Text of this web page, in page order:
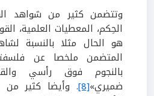
وتتضمن كثير من شواهد
الحِكم، المعطيات العلمية،
هو الحال مثلا بالنسبة
المتضمن ملخصا عن
بالنجوم فوق رأسي
ضميري»
[8]. وأيضا كثير من